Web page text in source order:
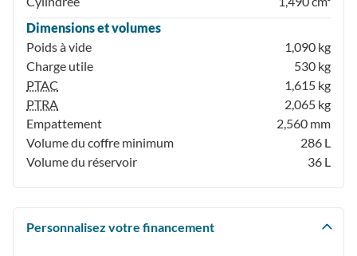
Dimensions et volumes
Poids à vide
1,090 kg
Charge utile
530 kg
PTAC
1,615 kg
PTRA
2,065 kg
Empattement
2,560 mm
Volume du coffre minimum
286 L
Volume du réservoir
36 L
Personnalisez votre financement